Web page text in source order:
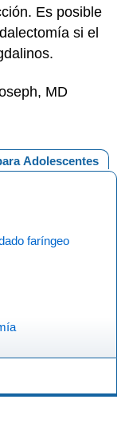
Es posible
si el
MD
Adolescentes
faríngeo